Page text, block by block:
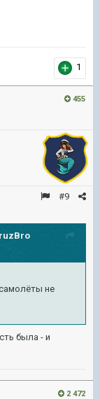
1
455
#9
не
была - и
2 472